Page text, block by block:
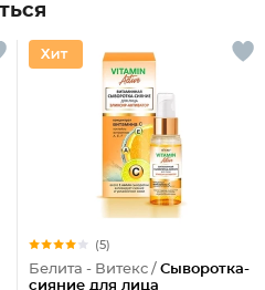
(5)
Белита - Витекс / Сыворотка-
сияние для лица